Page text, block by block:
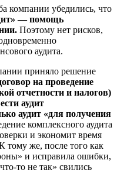
компании убедились, что
— помощь
Поэтому нет рисков,
аудита.
приняло решение
на проведение
отчетности и налогов)
аудит
аудит «для получения
комплексного аудита
и экономит время
тому же, после того как
и исправила ошибки,
то не так» свились